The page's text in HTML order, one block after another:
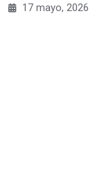
17 mayo, 2026